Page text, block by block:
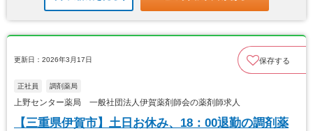
更新日：2026年3月17日 保存する
正社員 調剤薬局
上野センター薬局 一般社団法人伊賀薬剤師会の薬剤師求人
【三重県伊賀市】土日お休み、18：00退勤の調剤薬